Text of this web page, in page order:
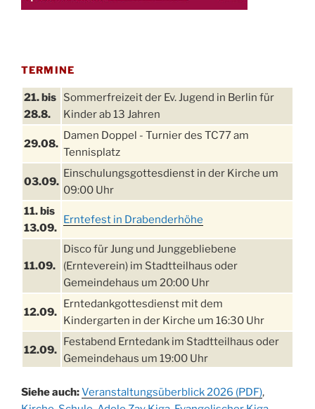
TERMINE
21. bis
28.8.
Sommerfreizeit der Ev. Jugend in Berlin für
Kinder ab 13 Jahren
29.08.
Damen Doppel - Turnier des TC77 am
Tennisplatz
03.09.
Einschulungsgottesdienst in der Kirche um
09:00 Uhr
11. bis
13.09.
Erntefest in Drabenderhöhe
11.09.
Disco für Jung und Junggebliebene
(Ernteverein) im Stadtteilhaus oder
Gemeindehaus um 20:00 Uhr
12.09.
Erntedankgottesdienst mit dem
Kindergarten in der Kirche um 16:30 Uhr
12.09.
Festabend Erntedank im Stadtteilhaus oder
Gemeindehaus um 19:00 Uhr
13.09.
Stadtteilhaus um 14:00 Uhr
Siehe auch:Veranstaltungsüberblick 2026 (PDF),